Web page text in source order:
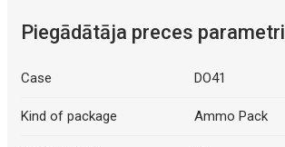
Piegādātāja preces parametri
Case DO41
Kind of package Ammo Pack